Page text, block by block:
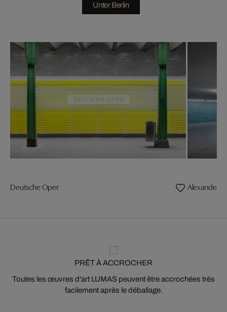
Unter Berlin
Deutsche Oper
PRÊT À ACCROCHER
Toutes les œuvres d'art LUMAS peuvent être accrochées très
facilement après le déballage.